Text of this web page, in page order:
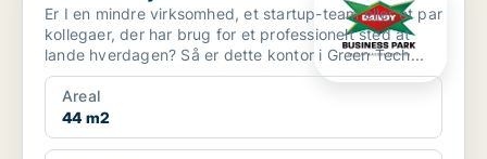
Er I en mindre virksomhed, et startup-team eller et par
kollegaer, der har brug for et professionelt sted at
lande hverdagen? Så er dette kontor i Green Tech...
Areal
44 m2